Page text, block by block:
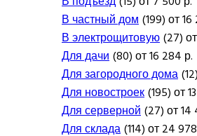
В частный дом(199) от
В электрощитовую(27)
Для дачи(80) от 16 284 р.
Для загородного дома
Для новостроек(195) от
Для серверной(27) от 14
Для склада(114) от 24